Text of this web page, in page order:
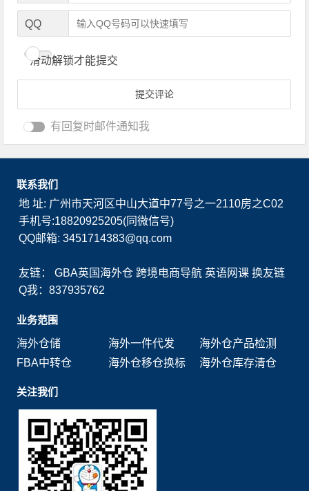
QQ
滑动解锁才能提交
有回复时邮件通知我
联系我们
地 址: 广州市天河区中山大道中77号之一2110房之C02
手机号:18820925205(同微信号)
QQ邮箱: 3451714383@qq.com
友链：GBA英国海外仓 跨境电商导航 英语网课 换友链
Q我：837935762
业务范围
海外仓储
海外一件代发
海外仓产品检测
FBA中转仓
海外仓移仓换标 海外仓库存清仓
关注我们